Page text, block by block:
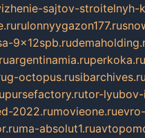
sajtov-stroitelnyh-
rulonnyygazon177.ru
9x12spb.ru
argentinamia.ruperkoka.ru
g-octopus.rusibarchives.ru
pursefactory.rutor-
2022.rumovieone.ru
ma-absolut1.ru